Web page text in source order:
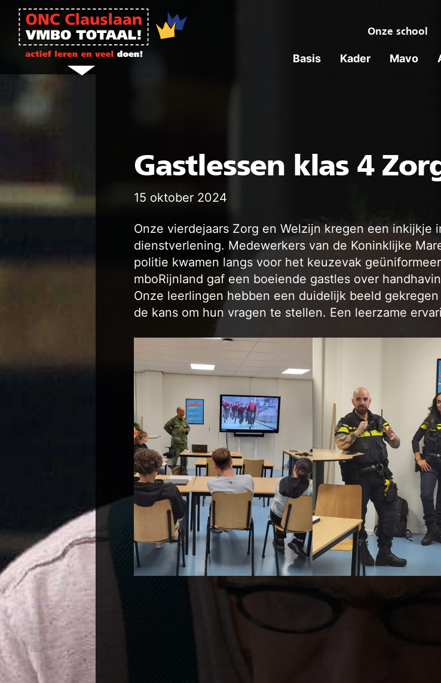
Ga naar de inhoud
Onze school
Basis Kader Mavo
Gastlessen klas 4
15 oktober 2024
Onze vierdejaars Zorg en Welzijn kregen een inkijkje
dienstverlening. Medewerkers van de Koninklijke
politie kwamen langs voor het keuzevak
mboRijnland gaf een boeiende gastles over
Onze leerlingen hebben een duidelijk beeld
de kans om hun vragen te stellen. Een leerzame